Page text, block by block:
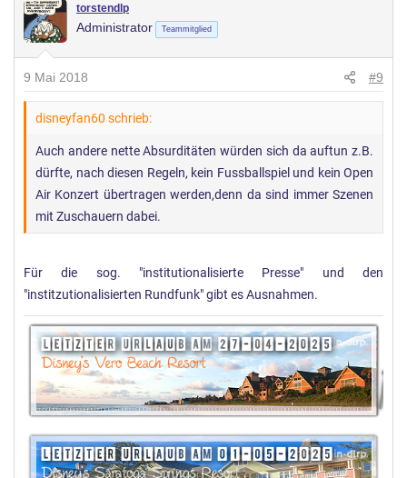
torstendlp
Administrator Teammitglied
9 Mai 2018 #9
disneyfan60 schrieb:
Auch andere nette Absurditäten würden sich da auftun z.B.
dürfte, nach diesen Regeln, kein Fussballspiel und kein Open
Air Konzert übertragen werden,denn da sind immer Szenen
mit Zuschauern dabei.
Für die sog. "institutionalisierte Presse" und den
"institzutionalisierten Rundfunk" gibt es Ausnahmen.